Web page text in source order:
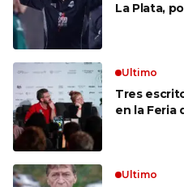
La Plata,
Ultimo
Tres
en la Feria
Ultimo